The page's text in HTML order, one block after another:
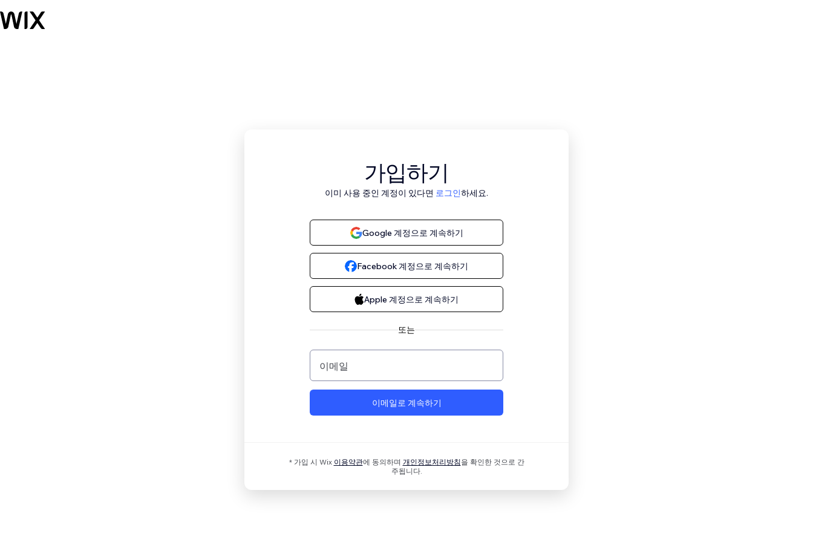
가입하기
이미 사용 중인 계정이 있다면 로그인하세요.
Google 계정으로 계속하기
Facebook 계정으로 계속하기
Apple 계정으로 계속하기
또는
이메일
이메일로 계속하기
* 가입 시 Wix 이용약관에 동의하며 개인정보처리방침을 확인한 것으로 간
주됩니다.